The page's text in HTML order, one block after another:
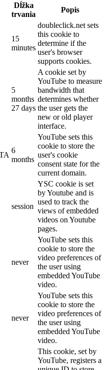
Dĺžka
trvania
Popis
15
minutes
doubleclick.net sets
this cookie to
determine if the
user's browser
supports cookies.
5
months
27 days
A cookie set by
YouTube to measure
bandwidth that
determines whether
the user gets the
new or old player
interface.
6
months
YouTube sets this
cookie to store the
user's cookie
consent state for the
current domain.
session
YSC cookie is set
by Youtube and is
used to track the
views of embedded
videos on Youtube
pages.
never
YouTube sets this
cookie to store the
video preferences of
the user using
embedded YouTube
video.
never
YouTube sets this
cookie to store the
video preferences of
the user using
embedded YouTube
video.
This cookie, set by
YouTube, registers a